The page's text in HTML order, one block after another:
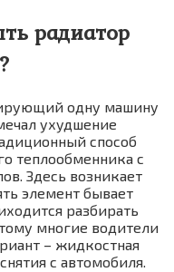
радиатор
одну машину
ухудшение
способ
теплообменника с
Здесь возникает
элемент бывает
разбирать
многие водители
– жидкостная
с автомобиля.